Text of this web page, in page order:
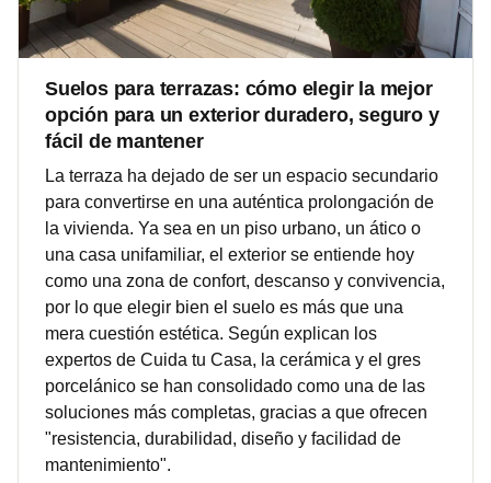
Suelos para terrazas: cómo elegir la mejor
opción para un exterior duradero, seguro y
fácil de mantener
La terraza ha dejado de ser un espacio secundario
para convertirse en una auténtica prolongación de
la vivienda. Ya sea en un piso urbano, un ático o
una casa unifamiliar, el exterior se entiende hoy
como una zona de confort, descanso y convivencia,
por lo que elegir bien el suelo es más que una
mera cuestión estética. Según explican los
expertos de Cuida tu Casa, la cerámica y el gres
porcelánico se han consolidado como una de las
soluciones más completas, gracias a que ofrecen
"resistencia, durabilidad, diseño y facilidad de
mantenimiento".